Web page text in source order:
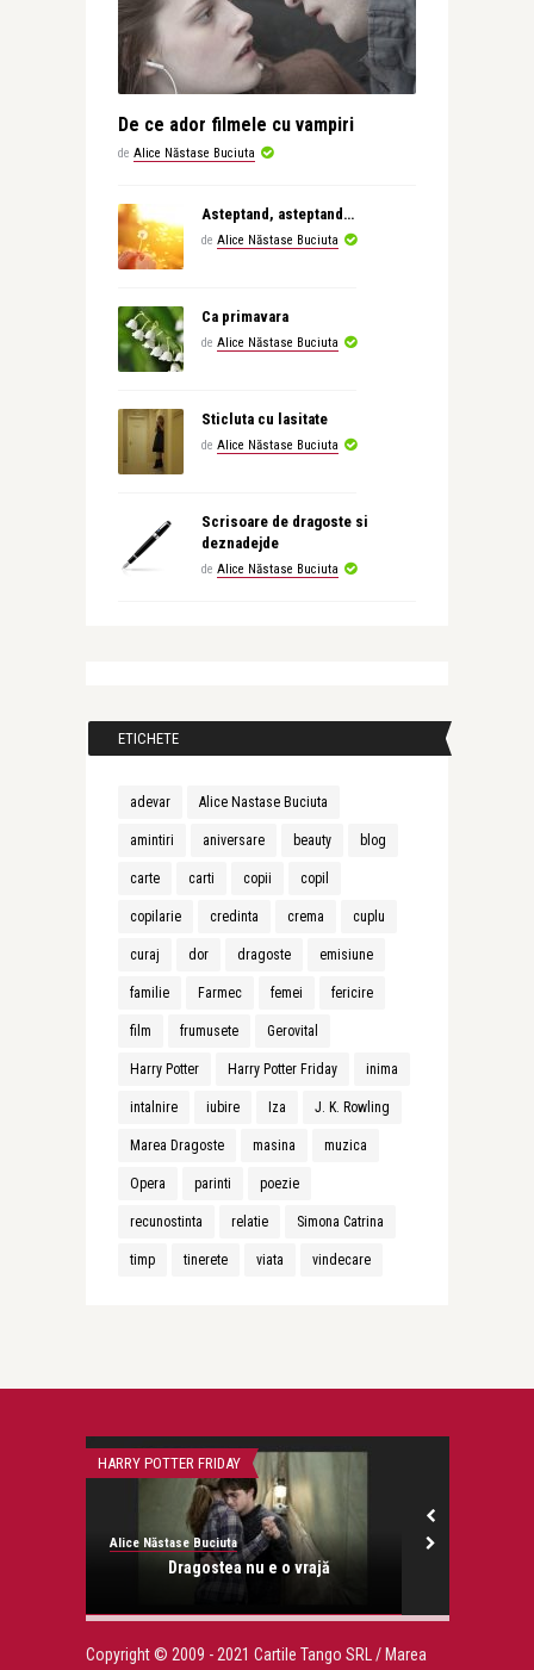
De ce ador filmele cu vampiri
de Alice Năstase Buciuta
Asteptand, asteptand…
de Alice Năstase Buciuta
Ca primavara
de Alice Năstase Buciuta
Sticluta cu lasitate
de Alice Năstase Buciuta
Scrisoare de dragoste si
deznadejde
de Alice Năstase Buciuta
ETICHETE
adevar Alice Nastase Buciuta
amintiri aniversare beauty blog
carte carti copii copil
copilarie credinta crema cuplu
curaj dor dragoste emisiune
familie Farmec femei fericire
film frumusete Gerovital
Harry Potter Harry Potter Friday inima
intalnire iubire Iza J. K. Rowling
Marea Dragoste masina muzica
Opera parinti poezie
recunostinta relatie Simona Catrina
timp tinerete viata vindecare
CONFESIUNI
Alice Năstase Buciuta
Am alergat maratonul meu până la
Copyright © 2009 - 2021 Cartile Tango SRL / Marea